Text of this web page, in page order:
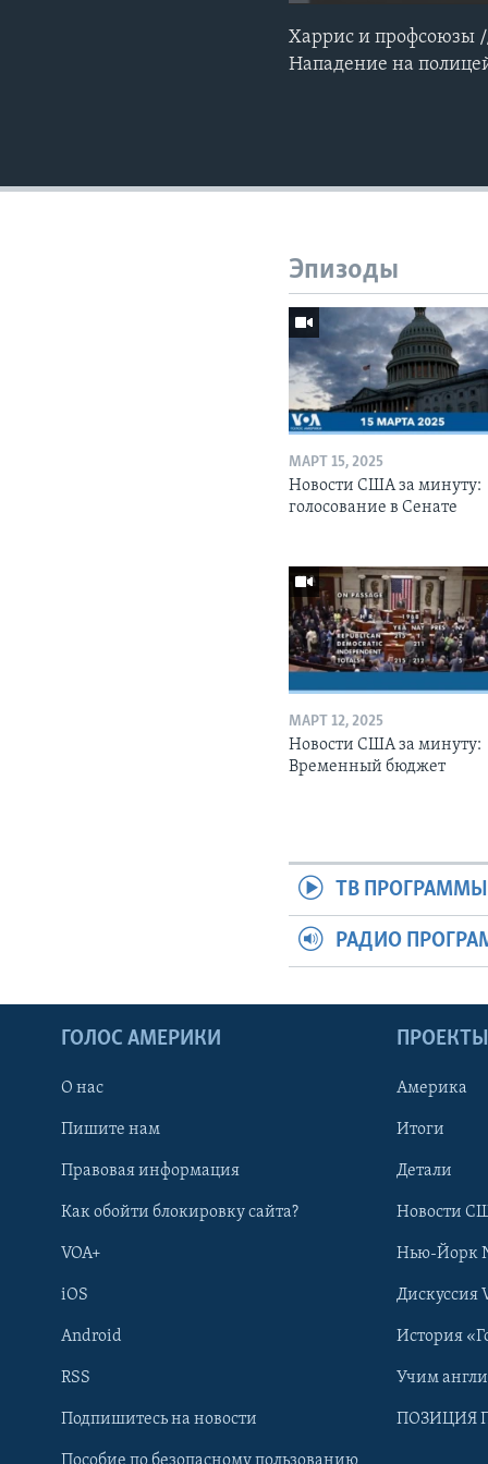
Learning English
Харрис и профсоюзы
Нападение на
Эпизоды
МАРТ 15, 2025
Новости США за минуту:
голосование в Сенате
МАРТ 12, 2025
Новости США за минуту:
Временный бюджет
ТВ ПРОГРАММЫ
РАДИО
ГОЛОС АМЕРИКИ
О нас
Пишите нам
Правовая информация
Как обойти блокировку сайта?
VOA+
iOS
Android
RSS
Подпишитесь на новости
ПРОЕКТЫ
Америка
Итоги
Детали
Новости
Нью-Йорк
Дискуссия
История
Учим
ПОЗИЦИЯ